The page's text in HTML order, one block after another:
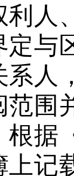
利人
定与
系人
范围
根据
上记